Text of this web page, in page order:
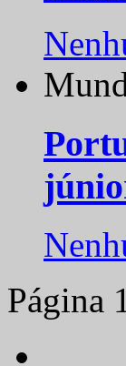
Página